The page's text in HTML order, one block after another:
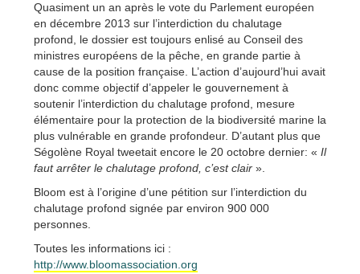
Quasiment un an après le vote du Parlement européen
en décembre 2013 sur l’interdiction du chalutage
profond, le dossier est toujours enlisé au Conseil des
ministres européens de la pêche, en grande partie à
cause de la position française. L’action d’aujourd’hui avait
donc comme objectif d’appeler le gouvernement à
soutenir l’interdiction du chalutage profond, mesure
élémentaire pour la protection de la biodiversité marine la
plus vulnérable en grande profondeur. D’autant plus que
Ségolène Royal tweetait encore le 20 octobre dernier: « Il
faut arrêter le chalutage profond, c’est clair ».
Bloom est à l’origine d’une pétition sur l’interdiction du
chalutage profond signée par environ 900 000
personnes.
Toutes les informations ici :
http://www.bloomassociation.org